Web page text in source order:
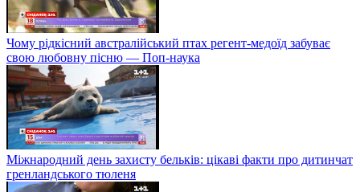
Чому рідкісний австралійський птах регент-медоїд забуває
свою любовну пісню — Поп-наука
Міжнародний день захисту бельків: цікаві факти про дитинчат
гренландського тюленя